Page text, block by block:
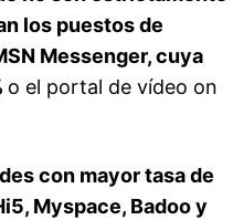
los puestos de
Messenger, cuya
o el portal de vídeo on
con mayor tasa de
Myspace, Badoo y